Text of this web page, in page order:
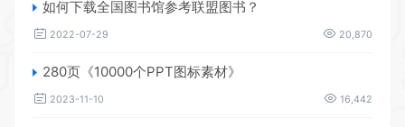
如何下载全国图书馆参考联盟图书？
2022-07-29 20,870
280页《10000个PPT图标素材》
2023-11-10 16,442